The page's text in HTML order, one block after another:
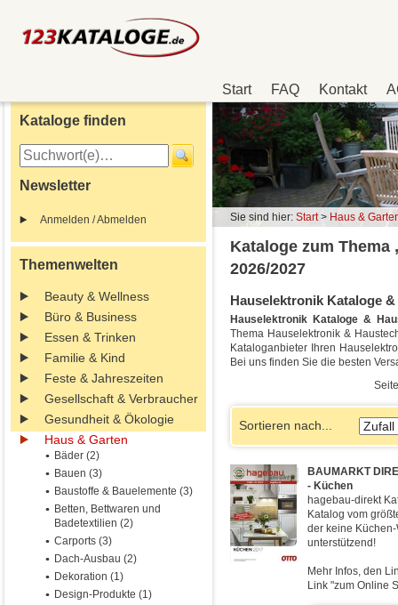
Start FAQ Kontakt
Kataloge finden
Newsletter
Anmelden / Abmelden
Themenwelten
Beauty & Wellness
Büro & Business
Essen & Trinken
Familie & Kind
Feste & Jahreszeiten
Gesellschaft & Verbraucher
Gesundheit & Ökologie
Haus & Garten
Bäder (2)
Bauen (3)
Baustoffe & Bauelemente (3)
Betten, Bettwaren und
Badetextilien (2)
Carports (3)
Dach-Ausbau (2)
Dekoration (1)
Design-Produkte (1)
Sie sind hier: Start> Haus &
Kataloge zum
2026/2027
Hauselektronik Kataloge
Hauselektronik Kataloge &
Thema Hauselektronik &
Kataloganbieter Ihren
Bei uns finden Sie die besten
Sortieren nach...
BAUMARKT
- Küchen
hagebau-direkt
Katalog vom
der keine
unterstützend!
Mehr Infos, den
Link "zum Online